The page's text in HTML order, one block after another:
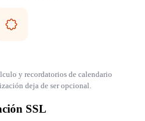
y recordatorios de calendario
deja de ser opcional.
SSL